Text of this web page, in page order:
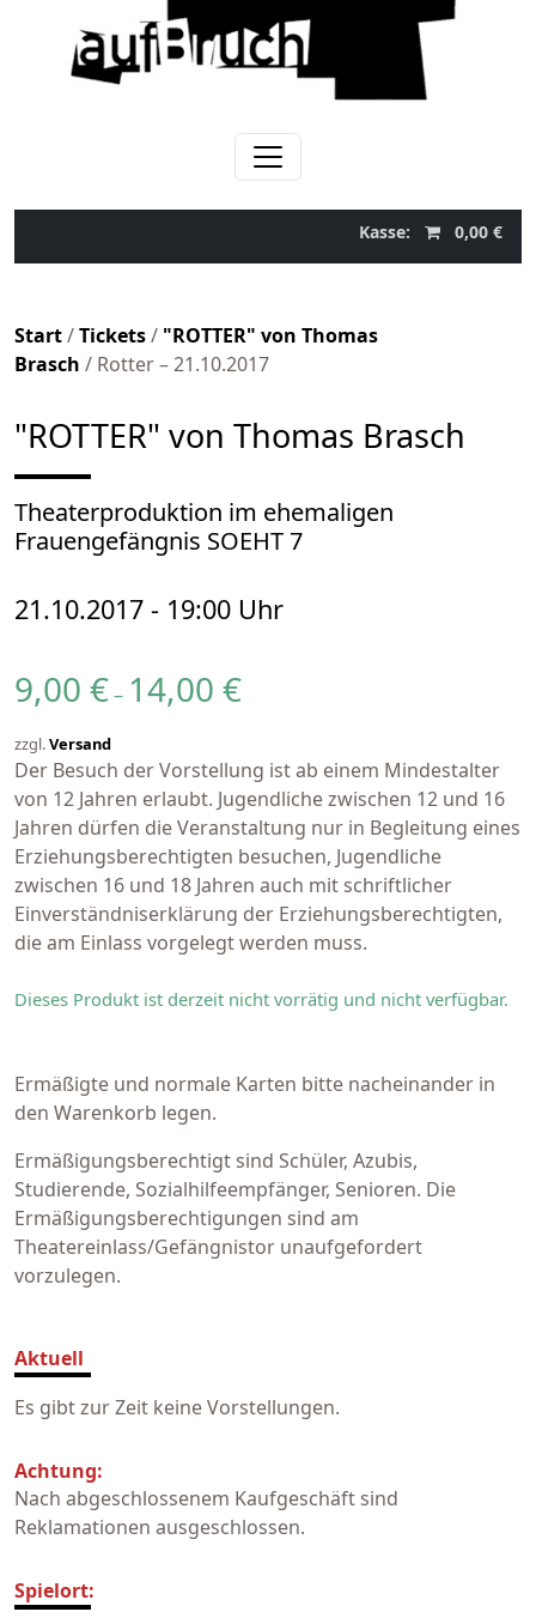
Zum Inhalt springen
Kasse: 0,00 €
Start/Tickets/ "ROTTER" von Thomas
Brasch / Rotter – 21.10.2017
"ROTTER" von Thomas Brasch
Theaterproduktion im ehemaligen
Frauengefängnis SOEHT 7
21.10.2017 - 19:00 Uhr
9,00 €– 14,00 €Preisspanne: 9,00 € bis 14,00 €
zzgl.Versand
Der Besuch der Vorstellung ist ab einem Mindestalter
von 12 Jahren erlaubt. Jugendliche zwischen 12 und 16
Jahren dürfen die Veranstaltung nur in Begleitung eines
Erziehungsberechtigten besuchen, Jugendliche
zwischen 16 und 18 Jahren auch mit schriftlicher
Einverständniserklärung der Erziehungsberechtigten,
die am Einlass vorgelegt werden muss.
Dieses Produkt ist derzeit nicht vorrätig und nicht verfügbar.
Ermäßigte und normale Karten bitte nacheinander in
den Warenkorb legen.
Ermäßigungsberechtigt sind Schüler, Azubis,
Studierende, Sozialhilfeempfänger, Senioren. Die
Ermäßigungsberechtigungen sind am
Theatereinlass/Gefängnistor unaufgefordert
vorzulegen.
Aktuell
Es gibt zur Zeit keine Vorstellungen.
Achtung:
Nach abgeschlossenem Kaufgeschäft sind
Reklamationen ausgeschlossen.
Spielort: